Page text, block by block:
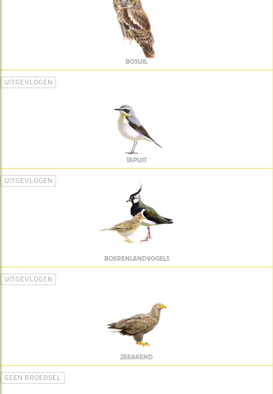
BOSUIL
UITGEVLOGEN
TAPUIT
UITGEVLOGEN
BOERENLANDVOGELS
UITGEVLOGEN
ZEEAREND
GEEN BROEDSEL